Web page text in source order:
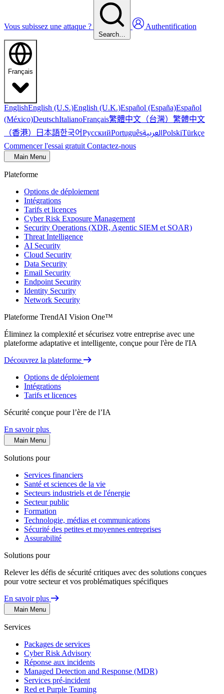
Vous subissez une attaque ?
Search…
Authentification
Français
EnglishEnglish (U.S.)English (U.K.)Español (España)Español
(México)DeutschItalianoFrançais繁體中文（台灣） 繁體中文
（香港） 日本語한국어РусскийPortuguêsالعربيةPolskiTürkçe
Commencer l'essai gratuit Contactez-nous
Main Menu
Plateforme
Options de déploiement
Intégrations
Tarifs et licences
Cyber Risk Exposure Management
Security Operations (XDR, Agentic SIEM et SOAR)
Threat Intelligence
AI Security
Cloud Security
Data Security
Email Security
Endpoint Security
Identity Security
Network Security
Plateforme TrendAI Vision One™
Éliminez la complexité et sécurisez votre entreprise avec une
plateforme adaptative et intelligente, conçue pour l'ère de l'IA
Découvrez la plateforme
Options de déploiement
Intégrations
Tarifs et licences
Sécurité conçue pour l’ère de l’IA
En savoir plus
Main Menu
Solutions pour
Services financiers
Santé et sciences de la vie
Secteurs industriels et de l'énergie
Secteur public
Formation
Technologie, médias et communications
Sécurité des petites et moyennes entreprises
Assurabilité
Solutions pour
Relever les défis de sécurité critiques avec des solutions conçues
pour votre secteur et vos problématiques spécifiques
En savoir plus
Main Menu
Services
Packages de services
Cyber Risk Advisory
Réponse aux incidents
Managed Detection and Response (MDR)
Services pré-incident
Red et Purple Teaming